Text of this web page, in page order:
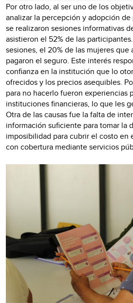
Por otro lado, al ser uno de los
analizar la percepción y adopción
se realizaron sesiones informativas
asistieron el 52% de las
sesiones, el 20% de las mujeres
pagaron el seguro. Este interés
confianza en la institución que lo
ofrecidos y los precios asequibles.
para no hacerlo fueron experiencias
instituciones financieras, lo que les
Otra de las causas fue la falta de
información suficiente para tomar la
imposibilidad para cubrir el costo en
con cobertura mediante servicios